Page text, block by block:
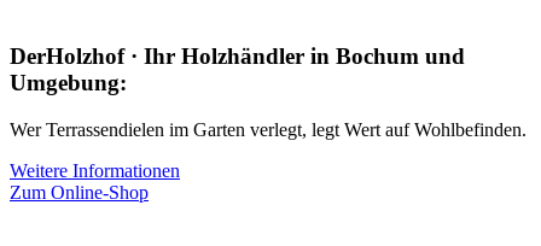
DerHolzhof · Ihr Holzhändler in Bochum und
Umgebung:
Wer Terrassendielen im Garten verlegt, legt Wert auf Wohlbefinden.
Weitere Informationen
Zum Online-Shop